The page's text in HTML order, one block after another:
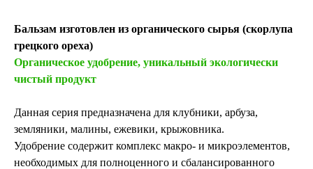
Бальзам изготовлен из органического сырья (скорлупа
грецкого ореха)
Органическое удобрение, уникальный экологически
чистый продукт
Данная серия предназначена для клубники, арбуза,
земляники, малины, ежевики, крыжовника.
Удобрение содержит комплекс макро- и микроэлементов,
необходимых для полноценного и сбалансированного